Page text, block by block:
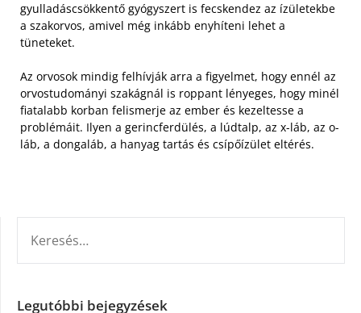
gyulladáscsökkentő gyógyszert is fecskendez az ízületekbe
a szakorvos, amivel még inkább enyhíteni lehet a
tüneteket.
Az orvosok mindig felhívják arra a figyelmet, hogy ennél az
orvostudományi szakágnál is roppant lényeges, hogy minél
fiatalabb korban felismerje az ember és kezeltesse a
problémáit. Ilyen a gerincferdülés, a lúdtalp, az x-láb, az o-
láb, a dongaláb, a hanyag tartás és csípőízület eltérés.
Legutóbbi bejegyzések